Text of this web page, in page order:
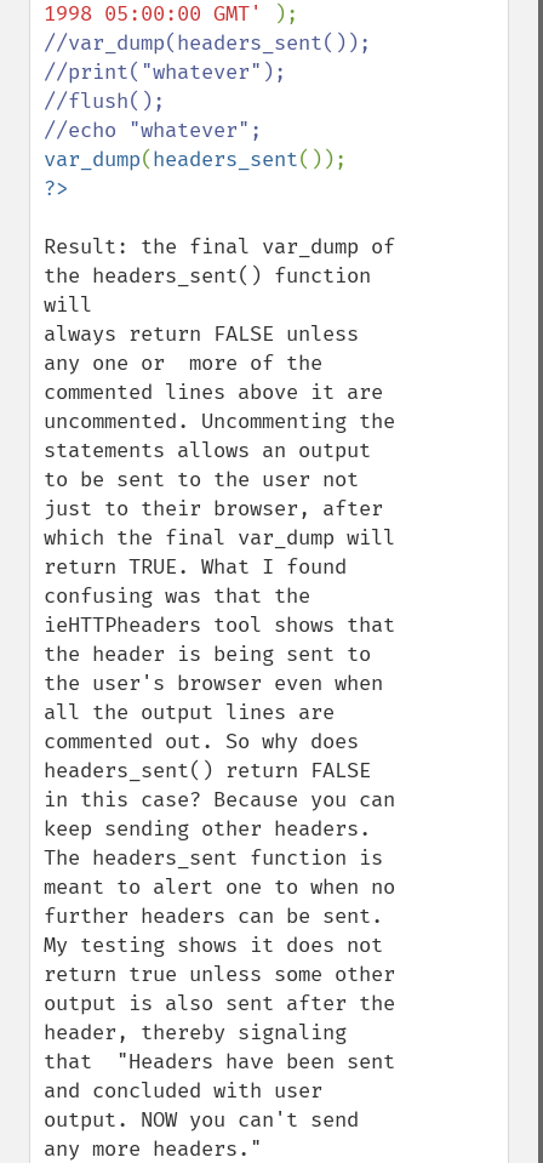
1998 05:00:00 GMT'
//var_dump(headers_sent());
//print("whatever");
//flush();
var_dump(headers_sent
Result: the final var_dump of
the headers_sent() function
will
always return FALSE unless
any one or  more of the
commented lines above it are
uncommented. Uncommenting the
statements allows an output
to be sent to the user not
just to their browser, after
which the final var_dump will
return TRUE. What I found
confusing was that the
ieHTTPheaders tool shows that
the header is being sent to
the user's browser even when
all the output lines are
commented out. So why does
headers_sent() return FALSE
in this case? Because you can
keep sending other headers.
The headers_sent function is
meant to alert one to when no
further headers can be sent.
My testing shows it does not
return true unless some other
output is also sent after the
header, thereby signaling
that  "Headers have been sent
and concluded with user
output. NOW you can't send
any more headers."